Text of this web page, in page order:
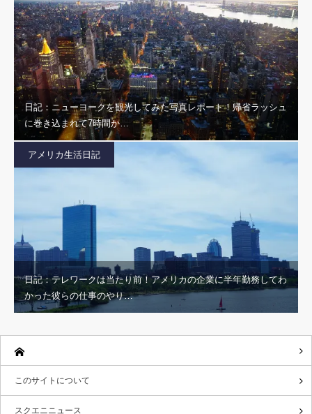
日記：ニューヨークを観光してみた写真レポート！帰省ラッシュ
に巻き込まれて7時間か…
アメリカ生活日記
日記：テレワークは当たり前！アメリカの企業に半年勤務してわ
かった彼らの仕事のやり…
このサイトについて
スクエニニュース